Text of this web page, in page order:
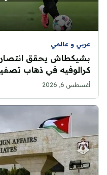
عربي و عالمي
بشيكطاش يحقق
كرالوفيه في ذهاب
أغسطس 6, 2026